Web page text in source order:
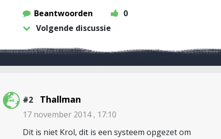
Beantwoorden
0
Volgende discussie
#2 Thallman
17 november 2014 , 17:10
Dit is niet Krol, dit is een systeem opgezet om